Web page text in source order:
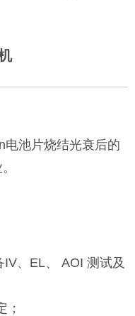
电池片烧结光衰后的
。
、EL、 AOI 测试及